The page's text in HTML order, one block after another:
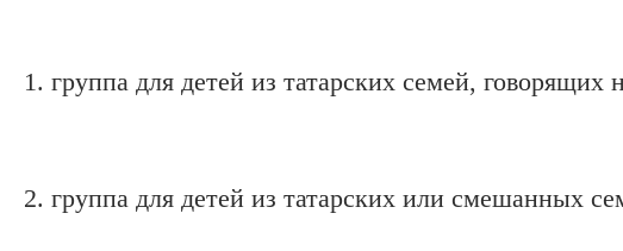
1. группа для детей из татарских семей, говорящих
2. группа для детей из татарских или смешанных